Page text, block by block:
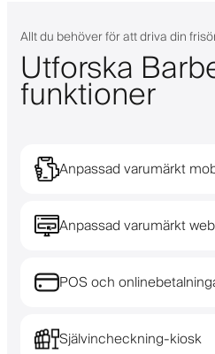
Allt du behöver för att driva din
Utforska
funktioner
Anpassad varumärkt
Anpassad varumärkt
POS och
Självincheckning-kiosk